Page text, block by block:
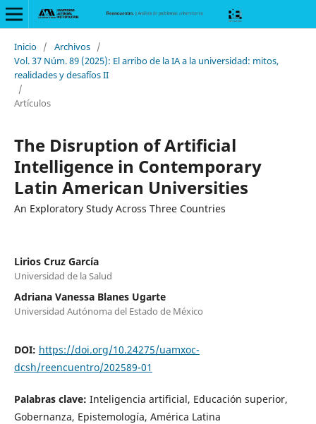
Inicio / Archivos /
Vol. 37 Núm. 89 (2025): El arribo de la IA a la universidad: mitos,
realidades y desafíos II
/
Artículos
The Disruption of Artificial
Intelligence in Contemporary
Latin American Universities
An Exploratory Study Across Three Countries
Lirios Cruz García
Universidad de la Salud
Adriana Vanessa Blanes Ugarte
Universidad Autónoma del Estado de México
DOI: https://doi.org/10.24275/uamxoc-
dcsh/reencuentro/202589-01
Palabras clave: Inteligencia artificial, Educación superior,
Gobernanza, Epistemología, América Latina